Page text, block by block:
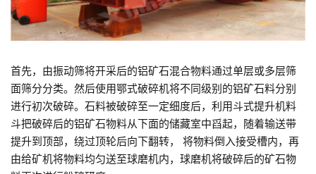
首先，由振动筛将开采后的铝矿石混合物料通过单层或多层筛
面筛分分类。然后使用鄂式破碎机将不同级别的铝矿石料分别
进行初次破碎。石料被破碎至一定细度后，利用斗式提升机料
斗把破碎后的铝矿石物料从下面的储藏室中舀起，随着输送带
提升到顶部，绕过顶轮后向下翻转， 将物料倒入接受槽内，再
由给矿机将物料均匀送至球磨机内，球磨机将破碎后的矿石物